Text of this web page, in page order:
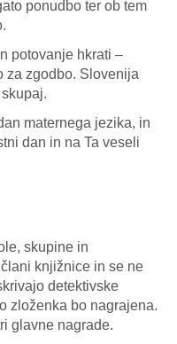
ponudbo ter ob tem
potovanje hkrati –
za zgodbo. Slovenija
maternega jezika, in
dan in na Ta veseli
skupine in
knjižnice in se ne
detektivske
zloženka bo nagrajena.
glavne nagrade.